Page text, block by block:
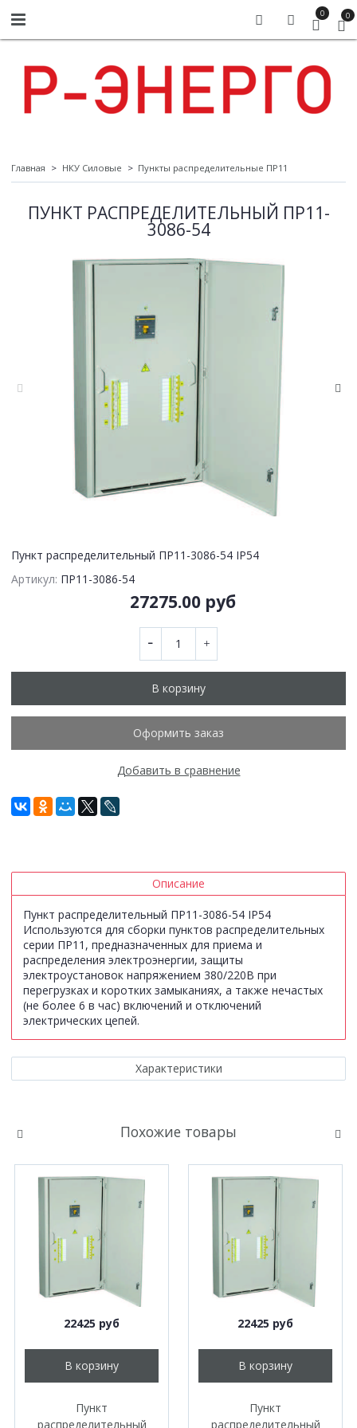
0 0
Главная НКУ Силовые Пункты распределительные ПР11
ПУНКТ РАСПРЕДЕЛИТЕЛЬНЫЙ ПР11-
3086-54
Пункт распределительный ПР11-3086-54 IP54
Артикул: ПР11-3086-54
27275.00 руб
В корзину
Оформить заказ
Добавить в сравнение
Описание
Пункт распределительный ПР11-3086-54 IP54
Используются для сборки пунктов распределительных
серии ПР11, предназначенных для приема и
распределения электроэнергии, защиты
электроустановок напряжением 380/220В при
перегрузках и коротких замыканиях, а также нечастых
(не более 6 в час) включений и отключений
электрических цепей.
Характеристики
Похожие товары
22425 руб
В корзину
Пункт
распределительный
22425 руб
В корзину
Пункт
распределительный